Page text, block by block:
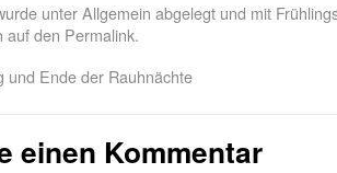
unterAllgemein abgelegt und mit
auf den Permalink.
und Ende der Rauhnächte
einen Kommentar